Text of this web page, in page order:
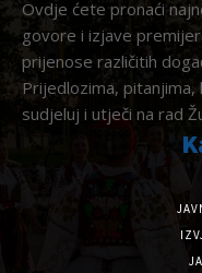
Ovdje ćete pronaći
govore i izjave
prijenose različitih
Prijedlozima, pitanjima,
sudjeluj i utječi na rad